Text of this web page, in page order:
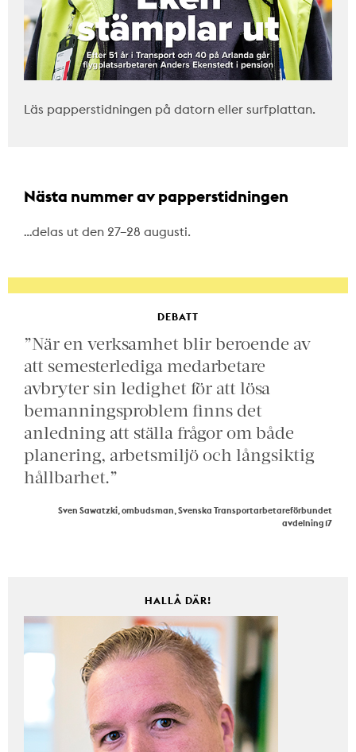
Läs papperstidningen på datorn eller surfplattan.
Nästa nummer av papperstidningen
…delas ut den 27–28 augusti.
DEBATT
”När en verksamhet blir beroende av
att semesterlediga medarbetare
avbryter sin ledighet för att lösa
bemanningsproblem finns det
anledning att ställa frågor om både
planering, arbetsmiljö och långsiktig
hållbarhet.”
Sven Sawatzki, ombudsman, Svenska Transportarbetareförbundet
avdelning 17
HALLÅ DÄR!